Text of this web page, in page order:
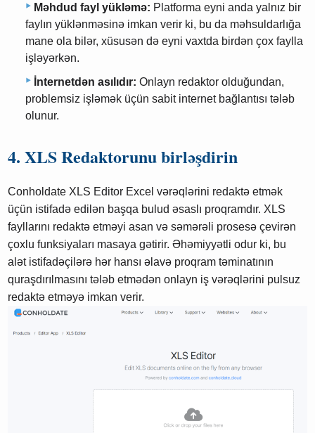
Məhdud fayl yükləmə: Platforma eyni anda yalnız bir
faylın yüklənməsinə imkan verir ki, bu da məhsuldarlığa
mane ola bilər, xüsusən də eyni vaxtda birdən çox faylla
işləyərkən.
İnternetdən asılıdır: Onlayn redaktor olduğundan,
problemsiz işləmək üçün sabit internet bağlantısı tələb
olunur.
4. XLS Redaktorunu birləşdirin
Conholdate XLS Editor Excel vərəqlərini redaktə etmək
üçün istifadə edilən başqa bulud əsaslı proqramdır. XLS
fayllarını redaktə etməyi asan və səmərəli prosesə çevirən
çoxlu funksiyaları masaya gətirir. Əhəmiyyətli odur ki, bu
alət istifadəçilərə hər hansı əlavə proqram təminatının
quraşdırılmasını tələb etmədən onlayn iş vərəqlərini pulsuz
redaktə etməyə imkan verir.